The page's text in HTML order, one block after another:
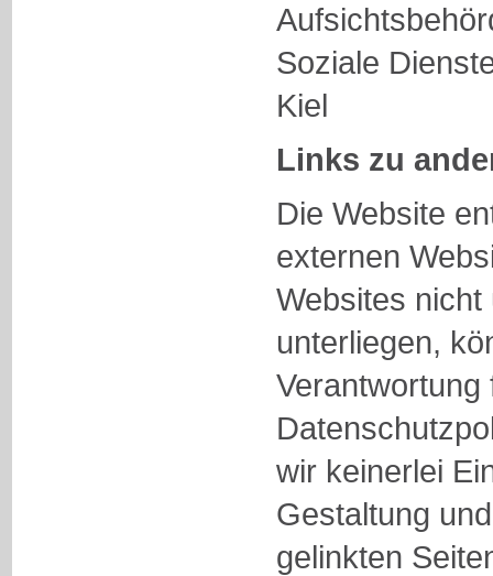
Soziale
Kiel
Links zu
Die Website
externen
Websites
unterliegen,
wir keinerlei
Gestaltung
gelinkten